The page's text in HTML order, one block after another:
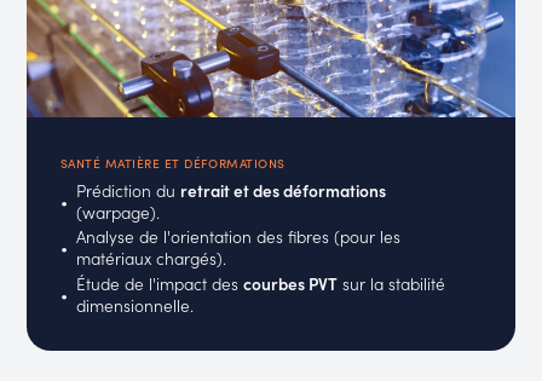
SANTÉ MATIÈRE ET DÉFORMATIONS
Prédiction du retrait et des déformations
(warpage).
Analyse de l'orientation des fibres (pour les
matériaux chargés).
Étude de l'impact descourbes PVT sur la stabilité
dimensionnelle.